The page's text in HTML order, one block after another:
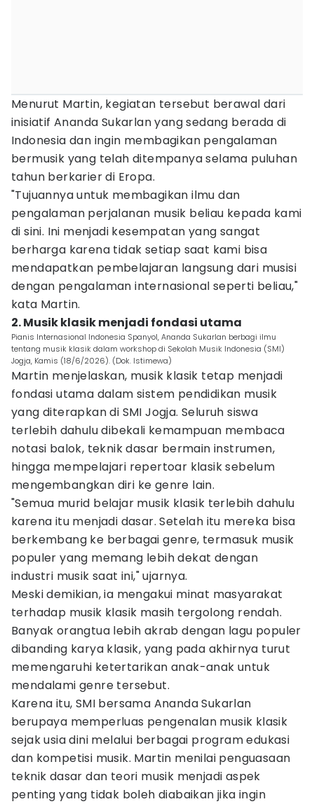
Menurut Martin, kegiatan tersebut berawal dari
inisiatif Ananda Sukarlan yang sedang berada di
Indonesia dan ingin membagikan pengalaman
bermusik yang telah ditempanya selama puluhan
tahun berkarier di Eropa.
"Tujuannya untuk membagikan ilmu dan
pengalaman perjalanan musik beliau kepada kami
di sini. Ini menjadi kesempatan yang sangat
berharga karena tidak setiap saat kami bisa
mendapatkan pembelajaran langsung dari musisi
dengan pengalaman internasional seperti beliau,"
kata Martin.
2. Musik klasik menjadi fondasi utama
Pianis Internasional Indonesia Spanyol, Ananda Sukarlan berbagi ilmu
tentang musik klasik dalam workshop di Sekolah Musik Indonesia (SMI)
Jogja, Kamis (18/6/2026). (Dok. Istimewa)
Martin menjelaskan, musik klasik tetap menjadi
fondasi utama dalam sistem pendidikan musik
yang diterapkan di SMI Jogja. Seluruh siswa
terlebih dahulu dibekali kemampuan membaca
notasi balok, teknik dasar bermain instrumen,
hingga mempelajari repertoar klasik sebelum
mengembangkan diri ke genre lain.
"Semua murid belajar musik klasik terlebih dahulu
karena itu menjadi dasar. Setelah itu mereka bisa
berkembang ke berbagai genre, termasuk musik
populer yang memang lebih dekat dengan
industri musik saat ini," ujarnya.
Meski demikian, ia mengakui minat masyarakat
terhadap musik klasik masih tergolong rendah.
Banyak orangtua lebih akrab dengan lagu populer
dibanding karya klasik, yang pada akhirnya turut
memengaruhi ketertarikan anak-anak untuk
mendalami genre tersebut.
Karena itu, SMI bersama Ananda Sukarlan
berupaya memperluas pengenalan musik klasik
sejak usia dini melalui berbagai program edukasi
dan kompetisi musik. Martin menilai penguasaan
teknik dasar dan teori musik menjadi aspek
penting yang tidak boleh diabaikan jika ingin